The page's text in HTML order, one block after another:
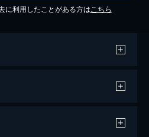
に利用したことがある方は こちら